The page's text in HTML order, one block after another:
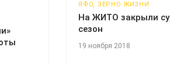
ЯФО, ЗЕРНО ЖИЗНИ
На ЖИТО закрыли
сезон
19 ноября 2018